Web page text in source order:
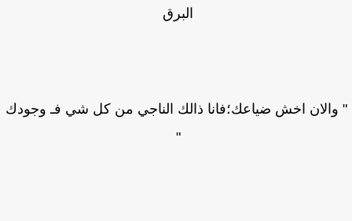
البرق
اخش ضياعك؛فانا ذالك الناجي من كل شي فـ وجودك